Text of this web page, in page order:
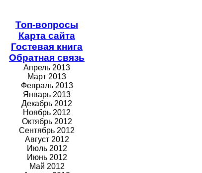
Топ-вопросы
Карта сайта
Гостевая книга
Обратная связь
Апрель 2013
Март 2013
Февраль 2013
Январь 2013
Декабрь 2012
Ноябрь 2012
Октябрь 2012
Сентябрь 2012
Август 2012
Июль 2012
Июнь 2012
Май 2012